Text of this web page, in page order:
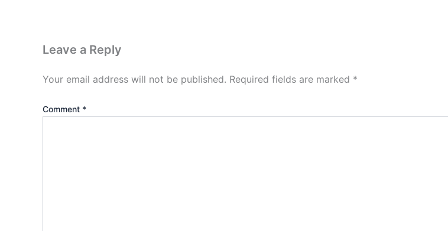
Leave a Reply
Your email address will not be published. Required fields are marked *
Comment *